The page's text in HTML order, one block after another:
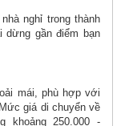
nghỉ trong thành
gần điểm bạn
mái, phù hợp với
giá di chuyển về
khoảng 250.000 -